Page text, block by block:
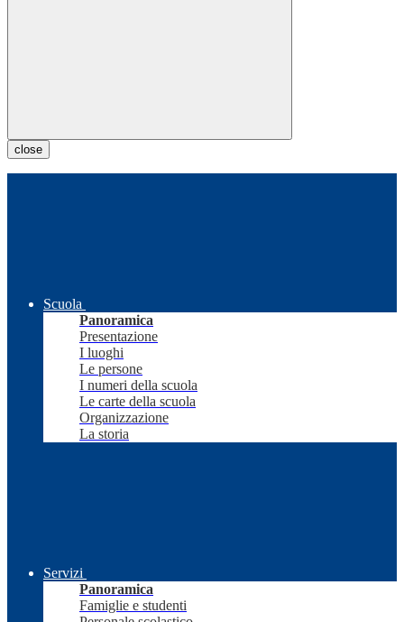
close
Scuola
Panoramica
Presentazione
I luoghi
Le persone
I numeri della scuola
Le carte della scuola
Organizzazione
La storia
Servizi
Panoramica
Famiglie e studenti